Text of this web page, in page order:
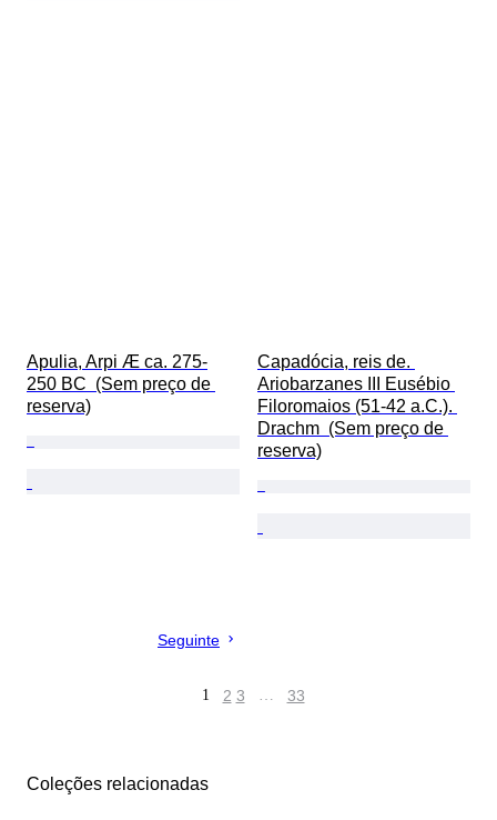
Apulia, Arpi Æ ca. 275-
250 BC  (Sem preço de
reserva)
Capadócia, reis de.
Ariobarzanes III Eusébio
Filoromaios (51-42 a.C.).
Drachm  (Sem preço de
reserva)
Seguinte
1 2 3 … 33
Coleções relacionadas